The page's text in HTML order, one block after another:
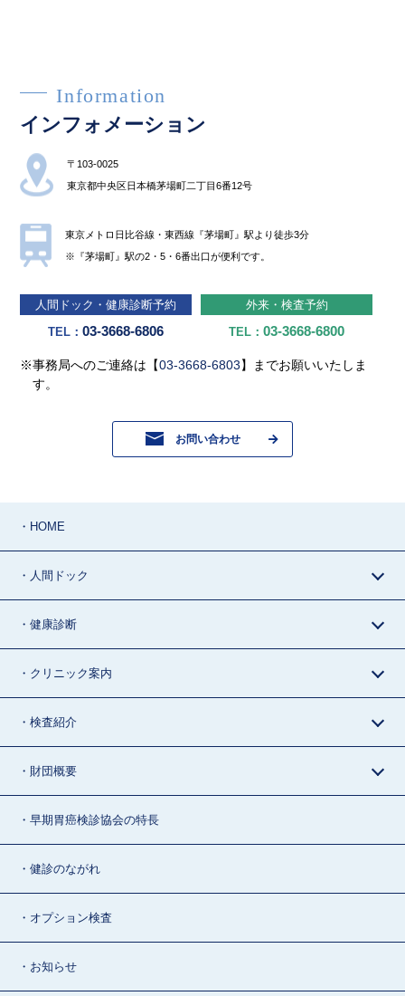
Information
インフォメーション
〒103-0025
東京都中央区⽇本橋茅場町⼆丁⽬6番12号
東京メトロ⽇⽐⾕線・東⻄線『茅場町』駅より徒歩3分
※『茅場町』駅の2・5・6番出⼝が便利です。
⼈間ドック・健康診断予約
TEL：03-3668-6806
外来・検査予約
TEL：03-3668-6800
※事務局へのご連絡は【03-3668-6803】までお願いいたしま
す。
お問い合わせ
・HOME
・人間ドック
・健康診断
・クリニック案内
・検査紹介
・財団概要
・早期胃癌検診協会の特長
・健診のながれ
・オプション検査
・お知らせ